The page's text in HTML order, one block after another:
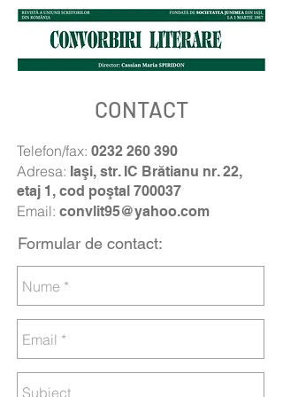
CONTACT
Telefon/fax: 0232 260 390
Adresa: Iaşi, str. IC Brătianu nr. 22,
etaj 1, cod poştal 700037
Email: convlit95@yahoo.com
Formular de contact: